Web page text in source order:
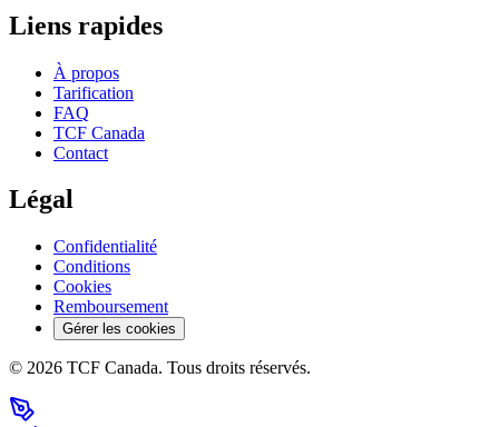
Liens rapides
À propos
Tarification
FAQ
TCF Canada
Contact
Légal
Confidentialité
Conditions
Cookies
Remboursement
Gérer les cookies
© 2026 TCF Canada. Tous droits réservés.